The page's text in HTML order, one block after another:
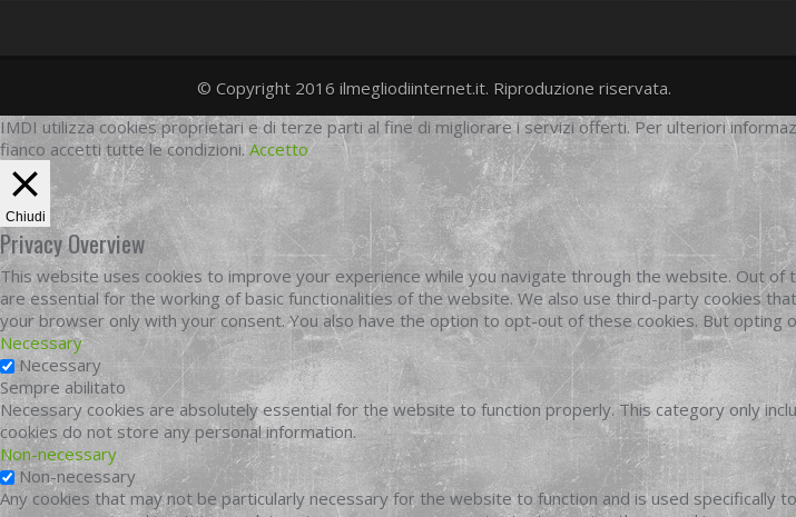
twittergoogleplus
facebook
© Copyright 2016 ilmegliodiinternet.it. Riproduzione riservata.
IMDI utilizza cookies proprietari e di terze parti al fine di migliorare i servizi offerti. Per ulteriori
fianco accetti tutte le condizioni.Accetto
Chiudi
Privacy Overview
This website uses cookies to improve your experience while you navigate through the website. Out
are essential for the working of basic functionalities of the website. We also use third-party cookies
your browser only with your consent. You also have the option to opt-out of these cookies. But
Necessary
Necessary
Sempre abilitato
Necessary cookies are absolutely essential for the website to function properly. This category only
cookies do not store any personal information.
Non-necessary
Non-necessary
Any cookies that may not be particularly necessary for the website to function and is used